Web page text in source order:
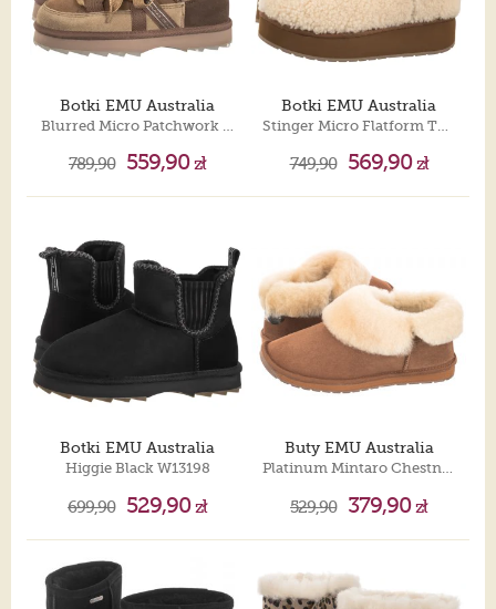
Botki EMU Australia
789,90 559,90zł
Botki EMU Australia
Stinger Micro Flatform Teddy Natural W13187
749,90 569,90zł
Botki EMU Australia
Higgie Black W13198
699,90 529,90zł
Buty EMU Australia
Platinum Mintaro Chestnut WP11850
529,90 379,90zł